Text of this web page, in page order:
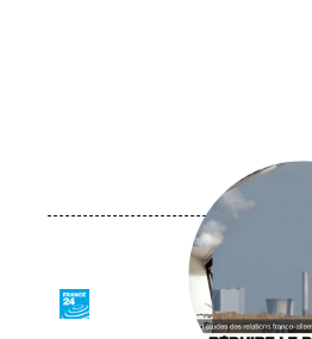
Logo
principale
médiatique